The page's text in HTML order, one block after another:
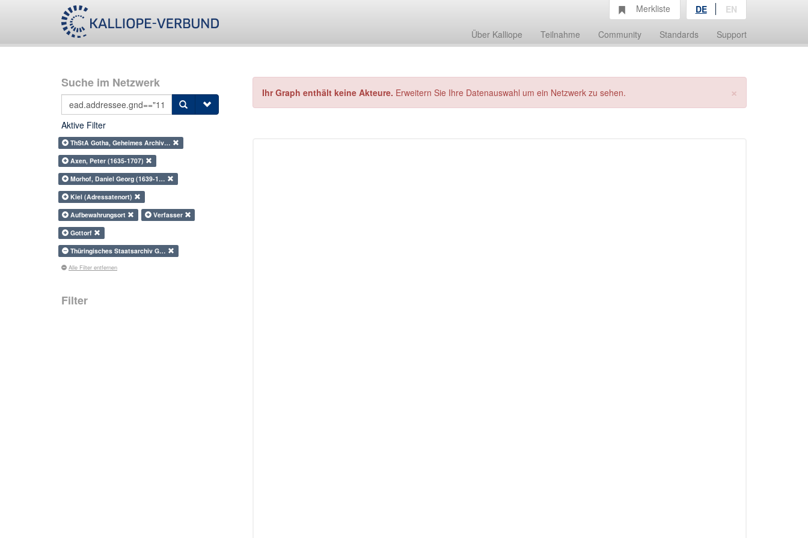
Über Kalliope Teilnahme Community Standards Support
Merkliste DE EN
Suche im Netzwerk
Aktive Filter
ThStA Gotha, Geheimes Archiv…
Axen, Peter (1635-1707)
Morhof, Daniel Georg (1639-1…
Kiel (Adressatenort)
Aufbewahrungsort
Verfasser
Gottorf
Thüringisches Staatsarchiv G…
Alle Filter entfernen
Filter
×
Ihr Graph enthält keine Akteure. Erweitern Sie Ihre Datenauswahl um ein Netzwerk zu sehen.